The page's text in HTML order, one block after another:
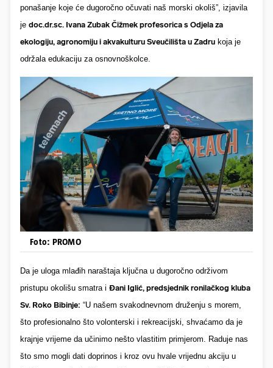
ponašanje koje će dugoročno očuvati naš morski okoliš”, izjavila
je doc.dr.sc. Ivana Zubak Čižmek profesorica s Odjela za
ekologiju, agronomiju i akvakulturu Sveučilišta u Zadru koja je
održala edukaciju za osnovnoškolce.
Foto: PROMO
Da je uloga mlađih naraštaja ključna u dugoročno održivom
pristupu okolišu smatra i Đani Iglić, predsjednik ronilačkog kluba
Sv. Roko Bibinje: “U našem svakodnevnom druženju s morem,
što profesionalno što volonterski i rekreacijski, shvaćamo da je
krajnje vrijeme da učinimo nešto vlastitim primjerom. Raduje nas
što smo mogli dati doprinos i kroz ovu hvale vrijednu akciju u